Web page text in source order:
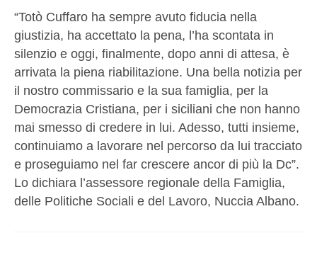
“Totò Cuffaro ha sempre avuto fiducia nella
giustizia, ha accettato la pena, l’ha scontata in
silenzio e oggi, finalmente, dopo anni di attesa, è
arrivata la piena riabilitazione. Una bella notizia per
il nostro commissario e la sua famiglia, per la
Democrazia Cristiana, per i siciliani che non hanno
mai smesso di credere in lui. Adesso, tutti insieme,
continuiamo a lavorare nel percorso da lui tracciato
e proseguiamo nel far crescere ancor di più la Dc”.
Lo dichiara l’assessore regionale della Famiglia,
delle Politiche Sociali e del Lavoro, Nuccia Albano.